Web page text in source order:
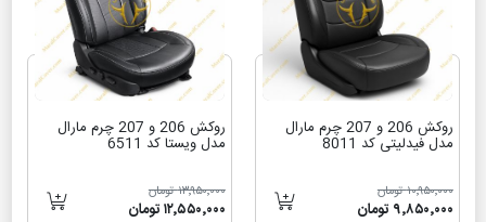
روکش 206 و 207 چرم مارال
مدل فیدلیتی کد 8011
۱۰٬۹۵۰٬۰۰۰ تومان
۹٬۸۵۰٬۰۰۰ تومان
روکش 206 و 207 چرم مارال
مدل ویستا کد 6511
۱۳٬۹۵۰٬۰۰۰ تومان
۱۲٬۵۵۰٬۰۰۰ تومان